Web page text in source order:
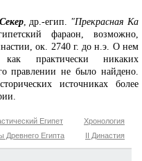
, др.-егип. "Прекрасная Ка
фараон, возможно,
ок. 2740 г. до н.э. О нем
практически никаких
правлении не было найдено.
источниках более
Хронология
Египет
II Династия
Древнего Египта